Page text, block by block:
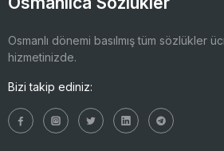
Osmanlı dönemi basılmış tüm sözlükler
hizmetinizde.
Bizi takip ediniz: